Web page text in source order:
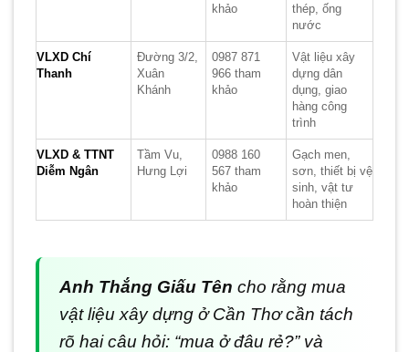
khảo
thép, ống
nước
VLXD Chí
Thanh
Đường 3/2,
Xuân
Khánh
0987 871
966 tham
khảo
Vật liệu xây
dựng dân
dụng, giao
hàng công
trình
VLXD & TTNT
Diễm Ngân
Tầm Vu,
Hưng Lợi
0988 160
567 tham
khảo
Gạch men,
sơn, thiết bị vệ
sinh, vật tư
hoàn thiện
Anh Thắng Giấu Tên cho rằng mua
vật liệu xây dựng ở Cần Thơ cần tách
rõ hai câu hỏi: “mua ở đâu rẻ?” và